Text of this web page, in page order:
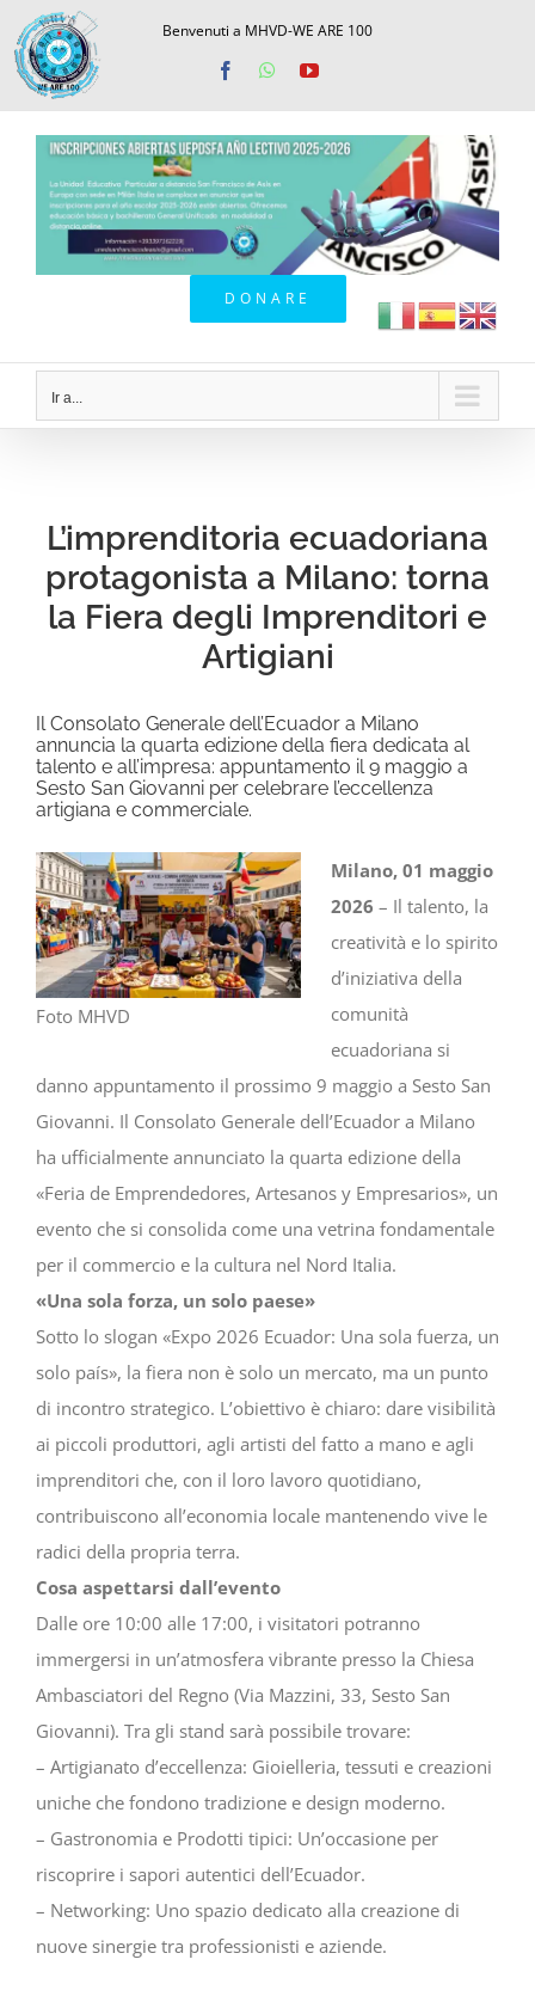
Saltar
contenido
Benvenuti a MHVD-WE ARE 100
FacebookWhatsAppYouTube
DONARE
Ir a...
L’imprenditoria ecuadoriana
protagonista a Milano: torna
la Fiera degli Imprenditori e
Artigiani
Il Consolato Generale dell’Ecuador a Milano
annuncia la quarta edizione della fiera dedicata al
talento e all’impresa: appuntamento il 9 maggio a
Sesto San Giovanni per celebrare l’eccellenza
artigiana e commerciale.
Foto MHVD
Milano, 01 maggio
2026 – Il talento, la
creatività e lo spirito
d’iniziativa della
comunità
ecuadoriana si
danno appuntamento il prossimo 9 maggio a Sesto San
Giovanni. Il Consolato Generale dell’Ecuador a Milano
ha ufficialmente annunciato la quarta edizione della
«Feria de Emprendedores, Artesanos y Empresarios», un
evento che si consolida come una vetrina fondamentale
per il commercio e la cultura nel Nord Italia.
«Una sola forza, un solo paese»
Sotto lo slogan «Expo 2026 Ecuador: Una sola fuerza, un
solo país», la fiera non è solo un mercato, ma un punto
di incontro strategico. L’obiettivo è chiaro: dare visibilità
ai piccoli produttori, agli artisti del fatto a mano e agli
imprenditori che, con il loro lavoro quotidiano,
contribuiscono all’economia locale mantenendo vive le
radici della propria terra.
Cosa aspettarsi dall’evento
Dalle ore 10:00 alle 17:00, i visitatori potranno
immergersi in un’atmosfera vibrante presso la Chiesa
Ambasciatori del Regno (Via Mazzini, 33, Sesto San
Giovanni). Tra gli stand sarà possibile trovare:
– Artigianato d’eccellenza: Gioielleria, tessuti e creazioni
uniche che fondono tradizione e design moderno.
– Gastronomia e Prodotti tipici: Un’occasione per
riscoprire i sapori autentici dell’Ecuador.
– Networking: Uno spazio dedicato alla creazione di
nuove sinergie tra professionisti e aziende.